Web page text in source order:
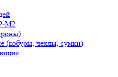
М2
(кобуры, чехлы, сумки)